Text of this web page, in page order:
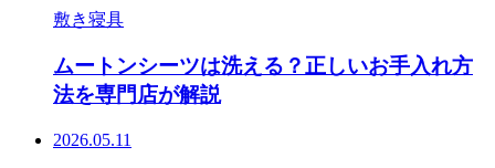
敷き寝具
ムートンシーツは洗える？正しいお手入れ方
法を専門店が解説
2026.05.11